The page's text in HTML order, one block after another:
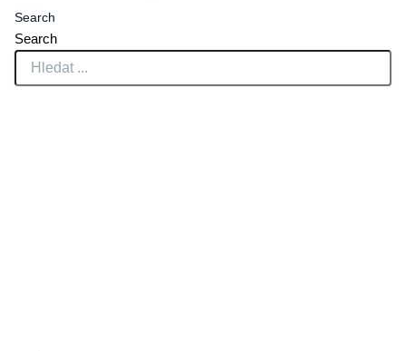
Search
Search